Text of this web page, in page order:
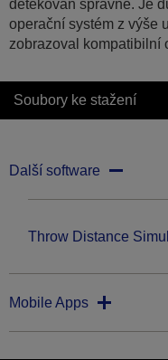
detekován správně. Je
operační systém z výše
zobrazoval kompatibilní
Soubory ke stažení
Další software
Throw Distance
Mobile Apps